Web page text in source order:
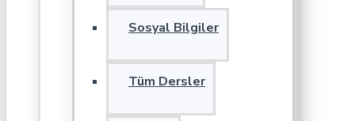
Sosyal Bilgiler
Tüm Dersler